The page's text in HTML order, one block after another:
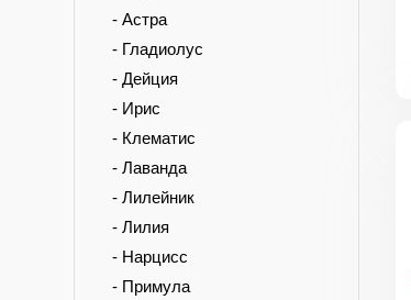
- Астра
- Гладиолус
- Дейция
- Ирис
- Клематис
- Лаванда
- Лилейник
- Лилия
- Нарцисс
- Примула